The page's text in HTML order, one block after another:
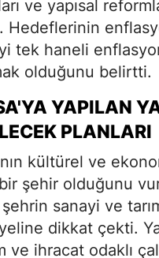
ve yapısal
Hedeflerinin
tek haneli
olduğunu belirtti.
YAPILAN
PLANLARI
kültürel ve
şehir olduğunu
şehrin sanayi ve
dikkat çekti.
ve ihracat odaklı